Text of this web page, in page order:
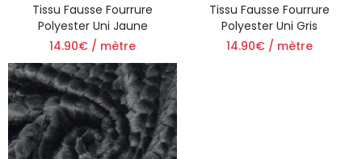
Tissu Fausse Fourrure
Polyester Uni Jaune
14.90€ / mètre
Tissu Fausse Fourrure
Polyester Uni Gris
14.90€ / mètre